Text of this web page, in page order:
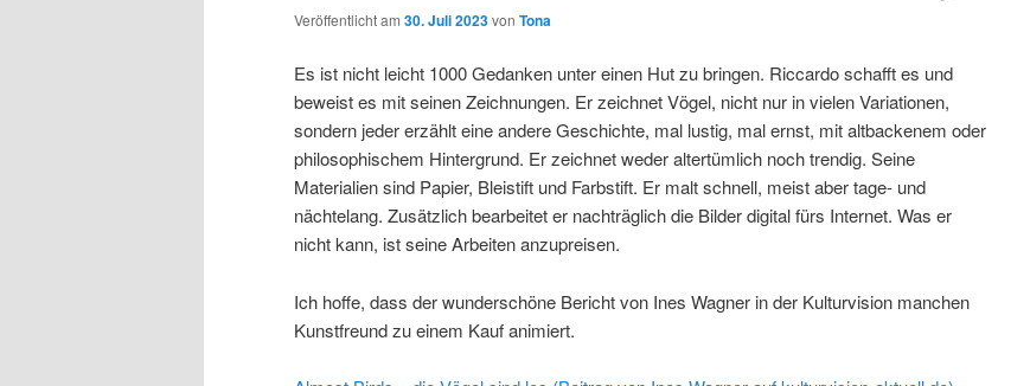
Veröffentlicht am 30. Juli 2023von Tona
Es ist nicht leicht 1000 Gedanken unter einen Hut zu bringen. Riccardo schafft es und
beweist es mit seinen Zeichnungen. Er zeichnet Vögel, nicht nur in vielen Variationen,
sondern jeder erzählt eine andere Geschichte, mal lustig, mal ernst, mit altbackenem oder
philosophischem Hintergrund. Er zeichnet weder altertümlich noch trendig. Seine
Materialien sind Papier, Bleistift und Farbstift. Er malt schnell, meist aber tage- und
nächtelang. Zusätzlich bearbeitet er nachträglich die Bilder digital fürs Internet. Was er
nicht kann, ist seine Arbeiten anzupreisen.
Ich hoffe, dass der wunderschöne Bericht von Ines Wagner in der Kulturvision manchen
Kunstfreund zu einem Kauf animiert.